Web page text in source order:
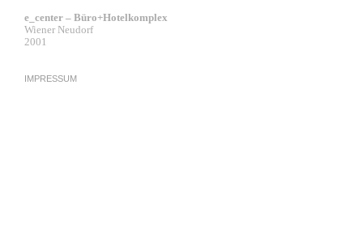
e_center – Büro+Hotelkomplex
Wiener Neudorf
2001
IMPRESSUM